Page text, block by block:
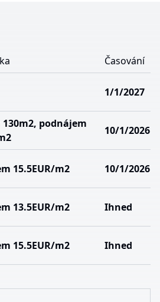
Časování
1/1/2027
130m2, podnájem
10/1/2026
15.5EUR/m2 10/1/2026
13.5EUR/m2 Ihned
15.5EUR/m2 Ihned